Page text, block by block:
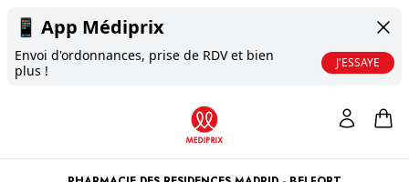
📱 App Médiprix
Envoi d'ordonnances, prise de RDV et bien
plus !
J'ESSAYE